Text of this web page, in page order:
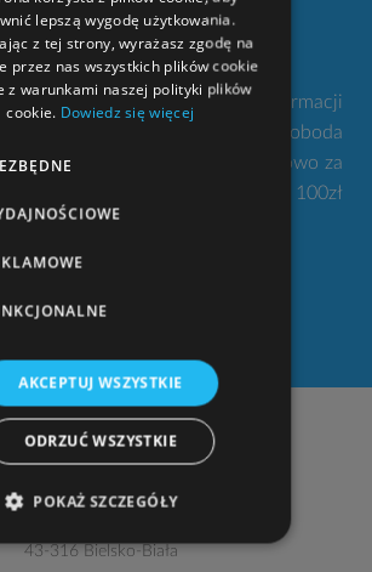
100
serwisie. Nie przegap informacji
Twoje konto to swoboda
gdziekolwiek jesteś. Dodatkowo za
otrzymujesz od nas w prezencie 100zł
domu.
ZAŁÓŻ KONTO
NASZE ADRESY
ATRIUM
Lelek, Godlewski sp. j."
43-316 Bielsko-Biała
lepszą wygodę użytkowania.
z tej strony, wyrażasz zgodę na
przez nas wszystkich plików cookie
z warunkami naszej polityki plików
cookie. Dowiedz się więcej
AKCEPTUJ WSZYSTKIE
ODRZUĆ WSZYSTKIE
POKAŻ SZCZEGÓŁY